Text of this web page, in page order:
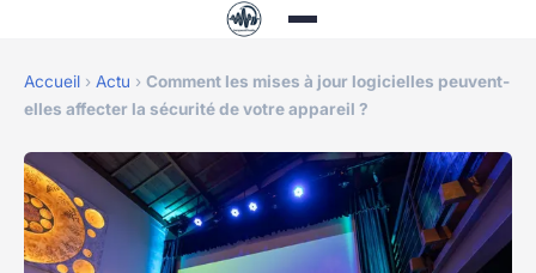
Accueil › Actu › Comment les mises à jour logicielles peuvent-
elles affecter la sécurité de votre appareil ?